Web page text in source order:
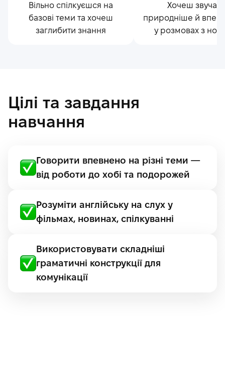
Вільно спілкуєшся на
базові теми та хочеш
заглибити знання
Хочеш звучати
природніше й
у розмовах з
Цілі та завдання
навчання
Говорити впевнено на різні теми —
від роботи до хобі та подорожей
Розуміти англійську на слух у
фільмах, новинах, спілкуванні
Використовувати складніші
граматичні конструкції для
комунікації